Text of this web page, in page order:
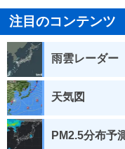
注目のコンテンツ
雨雲レーダー
天気図
PM2.5分布予